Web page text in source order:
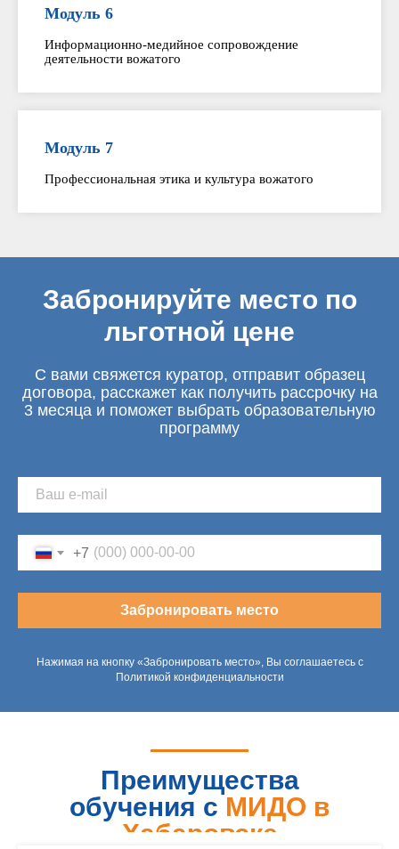
Модуль 6
Информационно-медийное сопровождение
деятельности вожатого
Модуль 7
Профессиональная этика и культура вожатого
Забронируйте место по
льготной цене
С вами свяжется куратор, отправит образец
договора, расскажет как получить рассрочку на
3 месяца и поможет выбрать образовательную
программу
+7
Забронировать место
Нажимая на кнопку «Забронировать место», Вы соглашаетесь с
Политикой конфиденциальности
Преимущества
обучения с МИДО в
Хабаровске